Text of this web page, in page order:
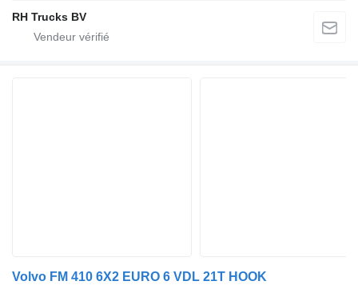
RH Trucks BV
Volvo FM 410 6X2 EURO 6 VDL 21T HOOK